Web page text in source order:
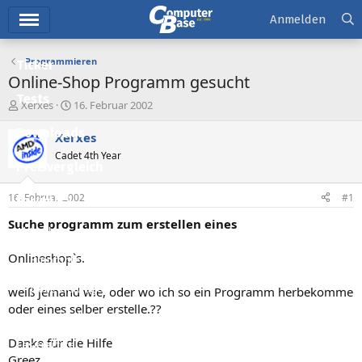
Ticker
Tests
Downloads
Preisvergleich
Forum
Aktuelles
Empfohlene Inhalte
Neue Beiträge
Neueste Aktivitäten
Leserartikel
Anmelden
Programmieren
Online-Shop Programm gesucht
E
s
t
e
e
r
Xerxes
E
s
e
l
t
a
m
16. Februar 2002
Xerxes
Cadet 4th Year
16. Februar 2002 #1
Suche programm zum erstellen eines
Onlineshop`s.
weiß jemand wie, oder wo ich so ein Programm herbekomme
oder eines selber erstelle.??
Danke für die Hilfe